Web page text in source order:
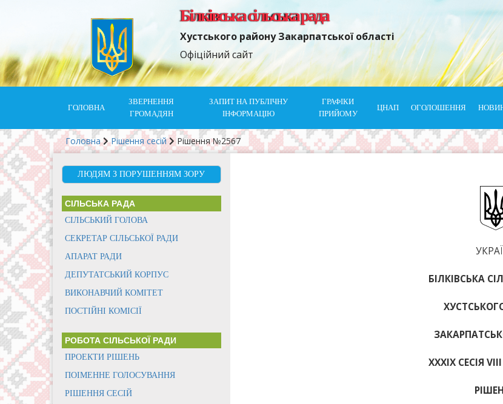
Білківська сільська рада
Хустського району Закарпатської області
Офіційний сайт
ГОЛОВНА
ЗВЕРНЕННЯ
ГРОМАДЯН
ЗАПИТ НА ПУБЛІЧНУ
ІНФОРМАЦІЮ
ГРАФІКИ
ПРИЙОМУ
ЦНАП ОГОЛОШЕННЯ
Головна Рішення сесій Рішення №2567
ЛЮДЯМ З ПОРУШЕННЯМ ЗОРУ
СІЛЬСЬКА РАДА
СІЛЬСЬКИЙ ГОЛОВА
СЕКРЕТАР СІЛЬСЬКОЇ РАДИ
АПАРАТ РАДИ
ДЕПУТАТСЬКИЙ КОРПУС
ВИКОНАВЧИЙ КОМІТЕТ
ПОСТІЙНІ КОМІСІЇ
РОБОТА СІЛЬСЬКОЇ РАДИ
ПРОЕКТИ РІШЕНЬ
ПОІМЕННЕ ГОЛОСУВАННЯ
РІШЕННЯ СЕСІЙ
БІЛКІВСЬКА
ХХХІХ СЕСІЯ